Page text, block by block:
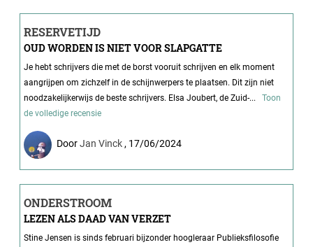
RESERVETIJD
OUD WORDEN IS NIET VOOR SLAPGATTE
Je hebt schrijvers die met de borst vooruit schrijven en elk moment
aangrijpen om zichzelf in de schijnwerpers te plaatsen. Dit zijn niet
noodzakelijkerwijs de beste schrijvers. Elsa Joubert, de Zuid-...
Toon
de volledige recensie
DoorJan Vinck , 17/06/2024
ONDERSTROOM
LEZEN ALS DAAD VAN VERZET
Stine Jensen is sinds februari bijzonder hoogleraar Publieksfilosofie